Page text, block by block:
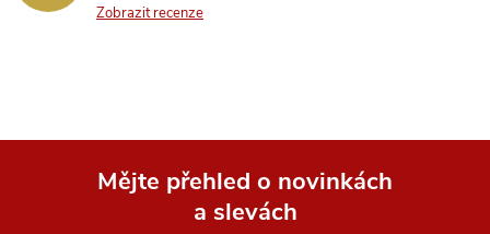
Zobrazit recenze
Mějte přehled o novinkách
a slevách